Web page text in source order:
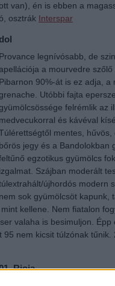
van), én is ebben a
osztrák Interspar
Provance legnívósabb, de
apellációja a mourvedre
Pibarnon 90%-át is ez adja, a
Utóbbi fajta
felrémlik az
medvecukorral és kávéval
mentes, hűvös,
bőrös jegy és a Bandolokban
egzotikus gyümölcs
izgalmat. Szájban moderált
újhordós modern
nem sok gyümölcsöt kapunk,
kellene. Nem fiatalon
valaha is besimuljon. Épp
nem kicsit túlzónak tűnik.
Rioja